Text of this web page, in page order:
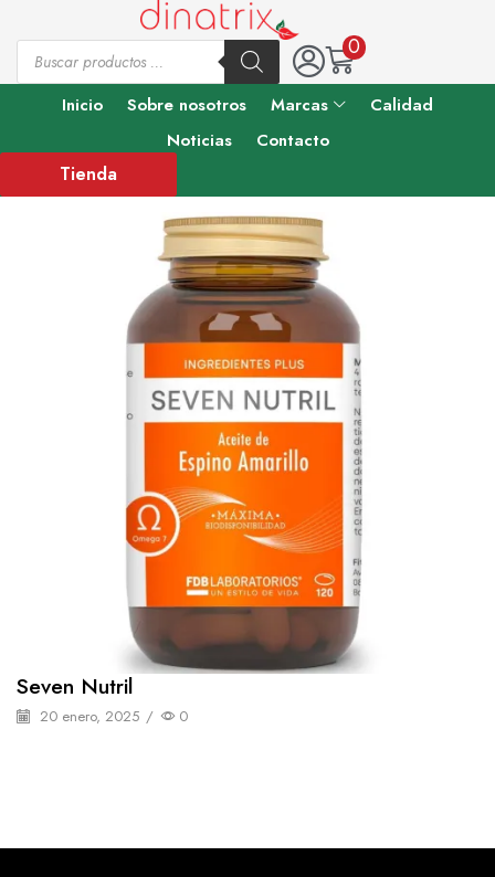
0
Inicio Sobre nosotros Marcas
Calidad
Noticias
Contacto
Tienda
Seven Nutril
20 enero, 2025 / 0